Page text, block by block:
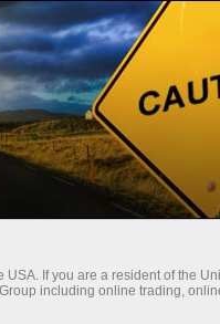
InstaForex बैलून
के लिए पहुँच
If you are a resident of the
including online trading,